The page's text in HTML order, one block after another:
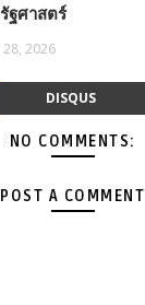
ฐศาสตร์
28, 2026
DISQUS
NO COMMENTS:
POST A COMMENT